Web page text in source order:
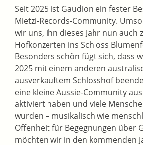
Seit 2025 ist Gaudion ein fester
Mietzi-Records-Community.
wir uns, ihn dieses Jahr nun auch
Hofkonzerten ins Schloss
Besonders schön fügt sich, dass
2025 mit einem anderen
ausverkauftem Schlosshof
eine kleine Aussie-Community
aktiviert haben und viele
wurden – musikalisch wie
Offenheit für Begegnungen über
möchten wir in den kommenden